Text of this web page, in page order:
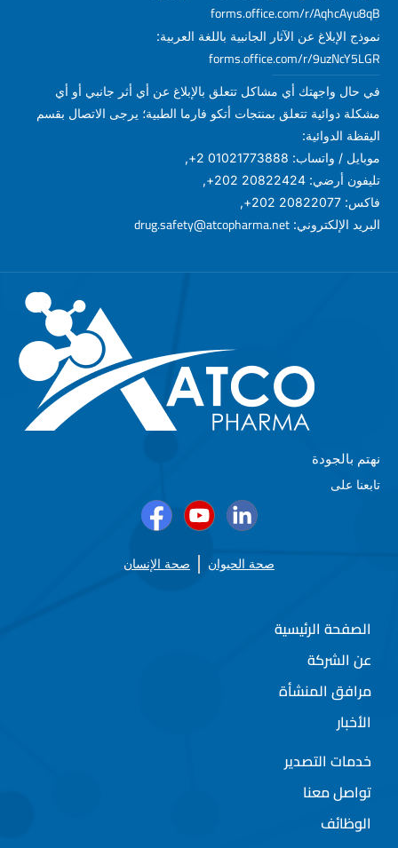
forms.office.com/r/AqhcAyu8qB
نموذج الإبلاغ عن الآثار الجانبية باللغة العربية:
forms.office.com/r/9uzNcY5LGR
في حال واجهتك أي مشاكل تتعلق بالإبلاغ عن أي أثر جانبي أو أي
مشكلة دوائية تتعلق بمنتجات أتكو فارما الطبية؛ يرجى الاتصال بقسم
اليقظة الدوائية:
موبايل / واتساب: 01021773888 2+,
تليفون أرضي: 20822424 202+,
فاكس: 20822077 202+,
البريد الإلكتروني: drug.safety@atcopharma.net
نهتم بالجودة
تابعنا على
صحة الحيوان صحة الإنسان
الصفحة الرئيسية
عن الشركة
مرافق المنشأة
الأخبار
خدمات التصدير
تواصل معنا
الوظائف